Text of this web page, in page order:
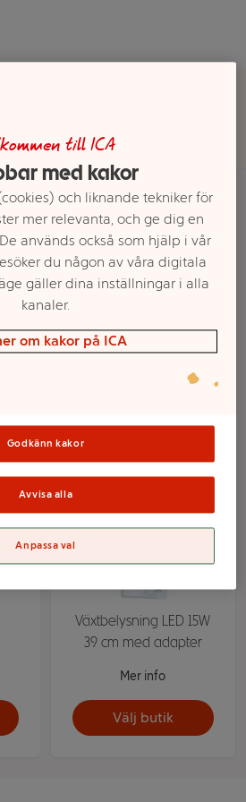
pris och leveransalternativ
Odla & Plantera
Odlingstillbehör
Växtbelysning LED 15W
39 cm med adapter
Mer info
Välj butik
till ICA
med kakor
och liknande tekniker för
mer relevanta, och ge dig en
används också som hjälp i vår
du någon av våra digitala
gäller dina inställningar i alla
kanaler.
om kakor på ICA
Godkänn kakor
Avvisa alla
Anpassa val